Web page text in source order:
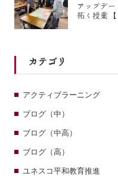
アップデ
拓く授業
カテゴリ
アクティブラーニング
ブログ（中）
ブログ（中高）
ブログ（高）
ユネスコ平和教育推進